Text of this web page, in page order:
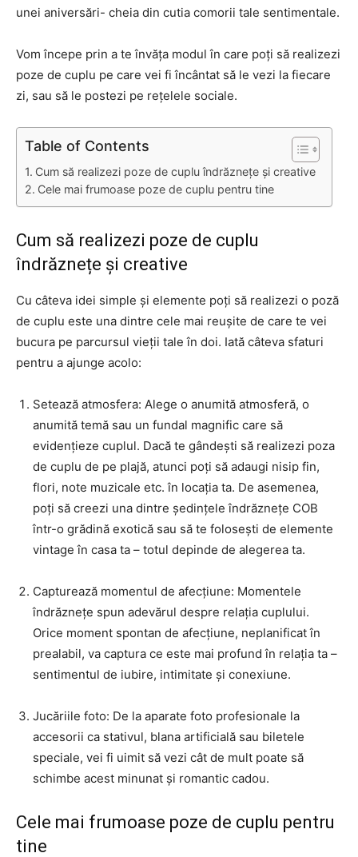
unei aniversări- cheia din cutia comorii tale sentimentale.
Vom începe prin a te învăța modul în care poți să realizezi
poze de cuplu pe care vei fi încântat să le vezi la fiecare
zi, sau să le postezi pe rețelele sociale.
Table of Contents
Cum să realizezi poze de cuplu îndrăznețe și creative
Cele mai frumoase poze de cuplu pentru tine
Cum să realizezi poze de cuplu
îndrăznețe și creative
Cu câteva idei simple și elemente poți să realizezi o poză
de cuplu este una dintre cele mai reușite de care te vei
bucura pe parcursul vieții tale în doi. Iată câteva sfaturi
pentru a ajunge acolo:
Setează atmosfera: Alege o anumită atmosferă, o
anumită temă sau un fundal magnific care să
evidențieze cuplul. Dacă te gândești să realizezi poza
de cuplu de pe plajă, atunci poți să adaugi nisip fin,
flori, note muzicale etc. în locația ta. De asemenea,
poți să creezi una dintre ședințele îndrăznețe COB
într-o grădină exotică sau să te folosești de elemente
vintage în casa ta – totul depinde de alegerea ta.
Capturează momentul de afecțiune: Momentele
îndrăznețe spun adevărul despre relația cuplului.
Orice moment spontan de afecțiune, neplanificat în
prealabil, va captura ce este mai profund în relația ta –
sentimentul de iubire, intimitate și conexiune.
Jucăriile foto: De la aparate foto profesionale la
accesorii ca stativul, blana artificială sau biletele
speciale, vei fi uimit să vezi cât de mult poate să
schimbe acest minunat și romantic cadou.
Cele mai frumoase poze de cuplu pentru
tine